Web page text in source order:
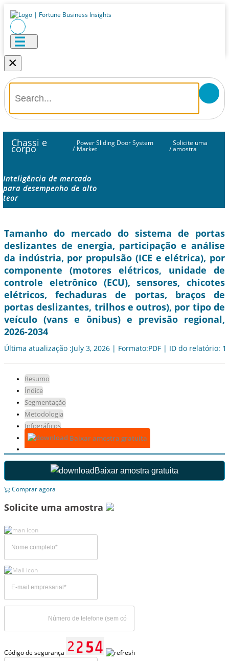
×
Chassi e
corpo /
Power Sliding Door System
Market /
Solicite uma
amostra
Inteligência de mercado
para desempenho de alto
teor
Tamanho do mercado do sistema de portas
deslizantes de energia, participação e análise
da indústria, por propulsão (ICE e elétrica), por
componente (motores elétricos, unidade de
controle eletrônico (ECU), sensores, chicotes
elétricos, fechaduras de portas, braços de
portas deslizantes, trilhos e outros), por tipo de
veículo (vans e ônibus) e previsão regional,
2026-2034
Última atualização :July 3, 2026 | Formato:PDF | ID do relatório:
Resumo
Índice
Segmentação
Metodologia
Infográficos
Baixar amostra gratuita
Baixar amostra gratuita
Comprar agora
Solicite uma amostra
Código de segurança